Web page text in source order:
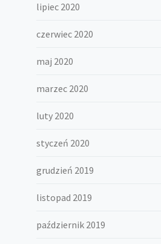
lipiec 2020
czerwiec 2020
maj 2020
marzec 2020
luty 2020
styczeń 2020
grudzień 2019
listopad 2019
październik 2019